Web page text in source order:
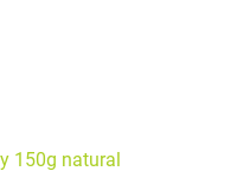
150g natural